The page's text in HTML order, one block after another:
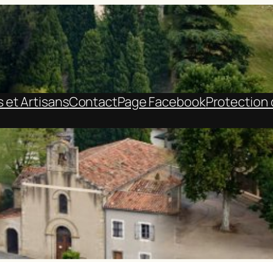
et ArtisansContactPage FacebookProtection